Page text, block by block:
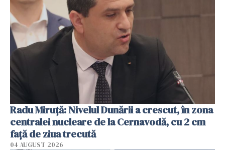
Radu Miruţă: Nivelul Dunării a crescut, în zona
centralei nucleare de la Cernavodă, cu 2 cm
faţă de ziua trecută
04 AUGUST 2026